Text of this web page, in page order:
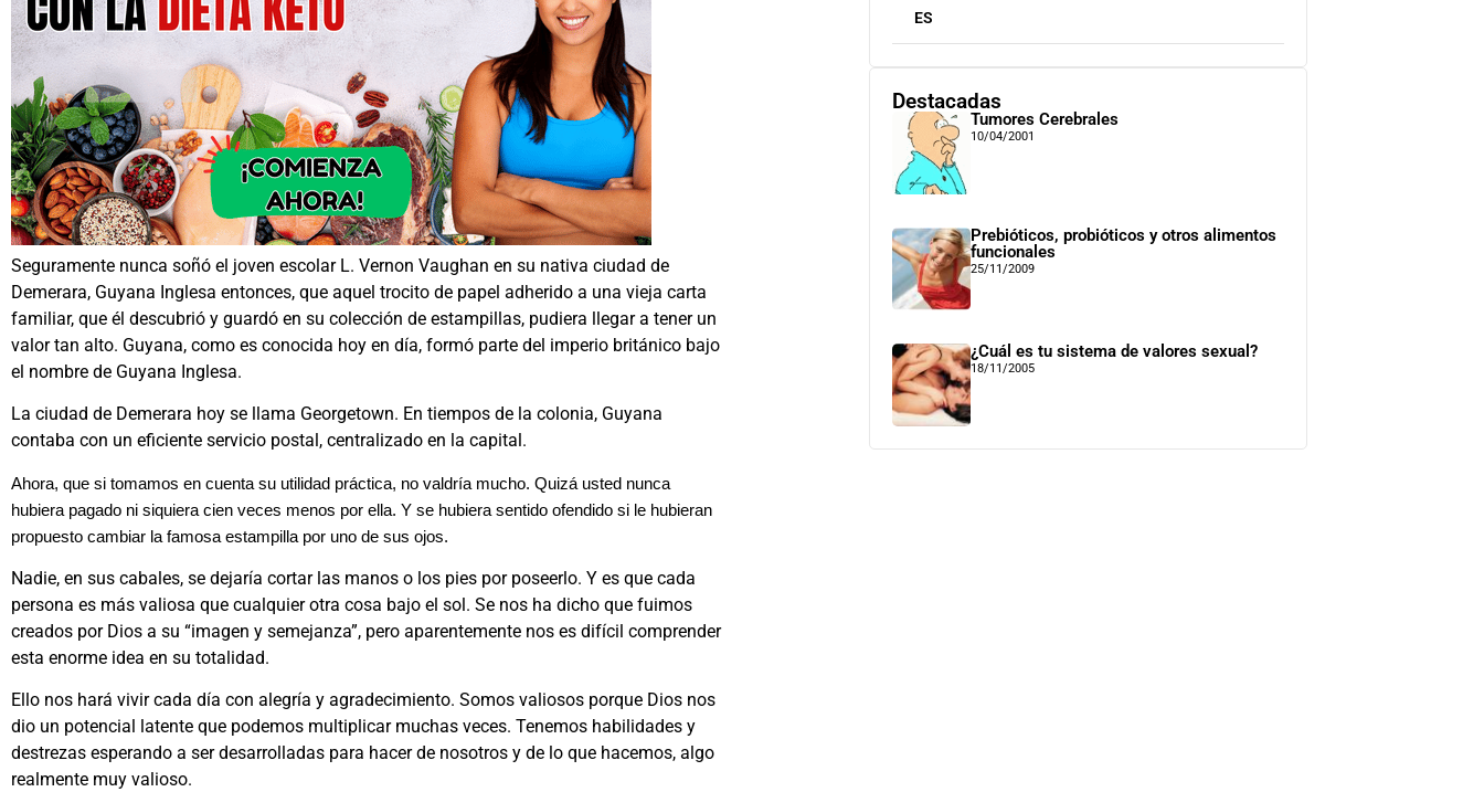
Seguramente nunca soñó el joven escolar L. Vernon Vaughan en su nativa ciudad de
Demerara, Guyana Inglesa entonces, que aquel trocito de papel adherido a una vieja carta
familiar, que él descubrió y guardó en su colección de estampillas, pudiera llegar a tener un
valor tan alto. Guyana, como es conocida hoy en día, formó parte del imperio británico bajo
el nombre de Guyana Inglesa.
La ciudad de Demerara hoy se llama Georgetown. En tiempos de la colonia, Guyana
contaba con un eficiente servicio postal, centralizado en la capital.
Ahora, que si tomamos en cuenta su utilidad práctica, no valdría mucho. Quizá usted nunca
hubiera pagado ni siquiera cien veces menos por ella. Y se hubiera sentido ofendido si le hubieran
propuesto cambiar la famosa estampilla por uno de sus ojos.
Nadie, en sus cabales, se dejaría cortar las manos o los pies por poseerlo. Y es que cada
persona es más valiosa que cualquier otra cosa bajo el sol. Se nos ha dicho que fuimos
creados por Dios a su “imagen y semejanza”, pero aparentemente nos es difícil comprender
esta enorme idea en su totalidad.
Ello nos hará vivir cada día con alegría y agradecimiento. Somos valiosos porque Dios nos
dio un potencial latente que podemos multiplicar muchas veces. Tenemos habilidades y
destrezas esperando a ser desarrolladas para hacer de nosotros y de lo que hacemos, algo
realmente muy valioso.
ES
Destacadas
Tumores Cerebrales
10/04/2001
Prebióticos, probióticos y otros alimentos
funcionales
25/11/2009
¿Cuál es tu sistema de valores sexual?
18/11/2005